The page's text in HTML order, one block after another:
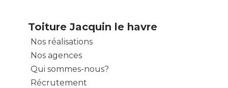
Toiture Jacquin le havre
Nos réalisations
Nos agences
Qui sommes-nous?
Récrutement